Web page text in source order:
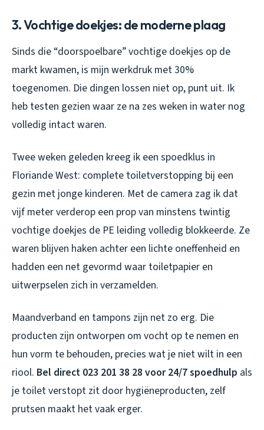
3. Vochtige doekjes: de moderne plaag
Sinds die “doorspoelbare” vochtige doekjes op de
markt kwamen, is mijn werkdruk met 30%
toegenomen. Die dingen lossen niet op, punt uit. Ik
heb testen gezien waar ze na zes weken in water nog
volledig intact waren.
Twee weken geleden kreeg ik een spoedklus in
Floriande West: complete toiletverstopping bij een
gezin met jonge kinderen. Met de camera zag ik dat
vijf meter verderop een prop van minstens twintig
vochtige doekjes de PE leiding volledig blokkeerde. Ze
waren blijven haken achter een lichte oneffenheid en
hadden een net gevormd waar toiletpapier en
uitwerpselen zich in verzamelden.
Maandverband en tampons zijn net zo erg. Die
producten zijn ontworpen om vocht op te nemen en
hun vorm te behouden, precies wat je niet wilt in een
riool. Bel direct 023 201 38 28 voor 24/7 spoedhulp als
je toilet verstopt zit door hygiëneproducten, zelf
prutsen maakt het vaak erger.